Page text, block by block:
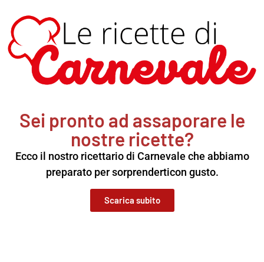
Sei pronto ad assaporare le
nostre ricette?
Ecco il nostro ricettario di Carnevale che abbiamo
preparato per sorprenderticon gusto.
Scarica subito